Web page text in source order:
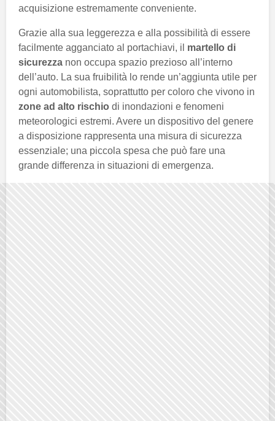
acquisizione estremamente conveniente.
Grazie alla sua leggerezza e alla possibilità di essere
facilmente agganciato al portachiavi, il martello di
sicurezza non occupa spazio prezioso all’interno
dell’auto. La sua fruibilità lo rende un’aggiunta utile per
ogni automobilista, soprattutto per coloro che vivono in
zone ad alto rischio di inondazioni e fenomeni
meteorologici estremi. Avere un dispositivo del genere
a disposizione rappresenta una misura di sicurezza
essenziale; una piccola spesa che può fare una
grande differenza in situazioni di emergenza.